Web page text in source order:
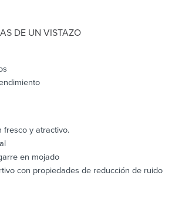
DE UN VISTAZO
fresco y atractivo.
en mojado
con propiedades de reducción de ruido